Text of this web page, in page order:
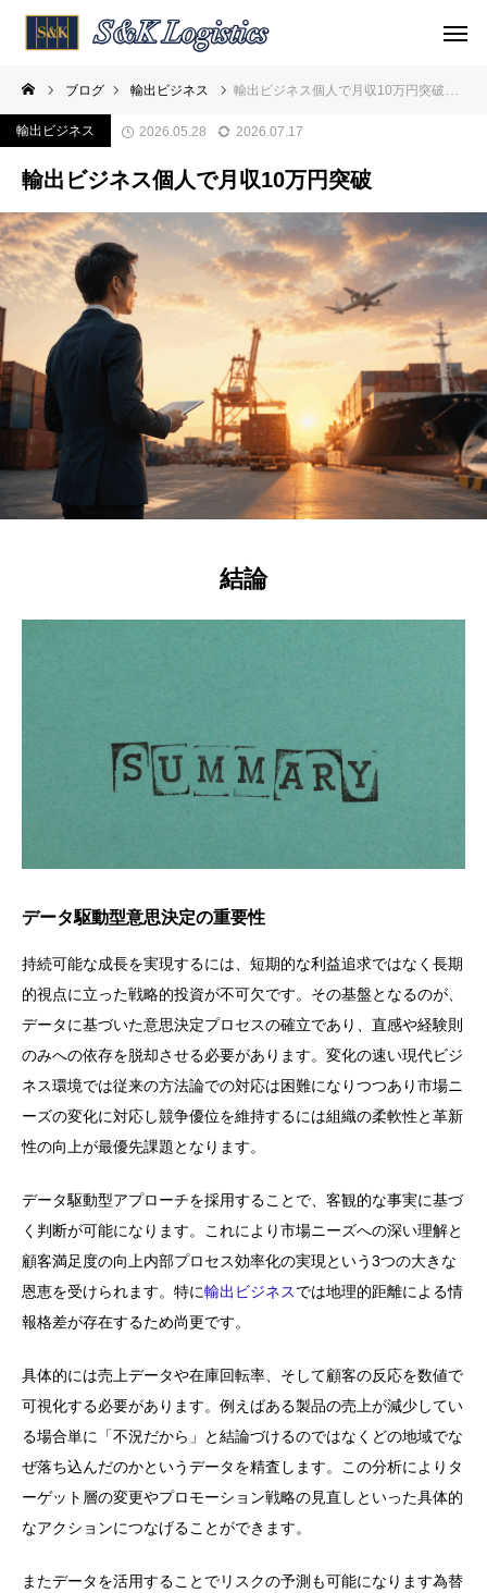
ブログ 輸出ビジネス 輸出ビジネス個人で月収10万円突破
輸出ビジネス 2026.05.28 2026.07.17
輸出ビジネス個人で月収10万円突破
結論
データ駆動型意思決定の重要性
持続可能な成長を実現するには、短期的な利益追求ではなく長期
的視点に立った戦略的投資が不可欠です。その基盤となるのが、
データに基づいた意思決定プロセスの確立であり、直感や経験則
のみへの依存を脱却させる必要があります。変化の速い現代ビジ
ネス環境では従来の方法論での対応は困難になりつつあり市場ニ
ーズの変化に対応し競争優位を維持するには組織の柔軟性と革新
性の向上が最優先課題となります。
データ駆動型アプローチを採用することで、客観的な事実に基づ
く判断が可能になります。これにより市場ニーズへの深い理解と
顧客満足度の向上内部プロセス効率化の実現という3つの大きな
恩恵を受けられます。特に輸出ビジネスでは地理的距離による情
報格差が存在するため尚更です。
具体的には売上データや在庫回転率、そして顧客の反応を数値で
可視化する必要があります。例えばある製品の売上が減少してい
る場合単に「不況だから」と結論づけるのではなくどの地域でな
ぜ落ち込んだのかというデータを精査します。この分析によりタ
ーゲット層の変更やプロモーション戦略の見直しといった具体的
なアクションにつなげることができます。
またデータを活用することでリスクの予測も可能になります為替